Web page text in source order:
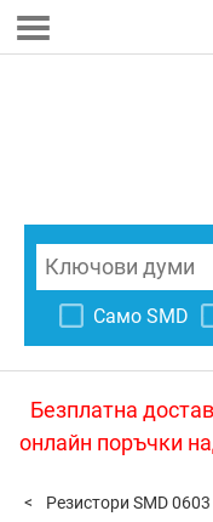
Само SMD
Безплатна
онлайн поръчки
Резистори SMD 0603